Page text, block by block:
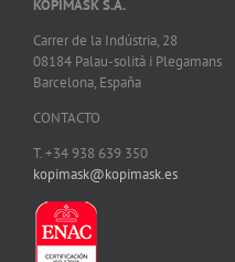
KOPIMASK S.A.
Carrer de la Indústria, 28
08184 Palau-solità i Plegamans
Barcelona, España
CONTACTO
T. +34 938 639 350
kopimask@kopimask.es